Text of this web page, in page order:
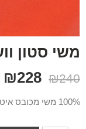
משי סטון
₪240
₪228
100% משי מכובס איטלקי שטיפה בניקוי יבש. רוחב הבד 140 ס”מ